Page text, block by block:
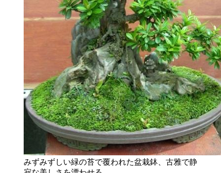
みずみずしい緑の苔で覆われた盆栽鉢、古雅で静